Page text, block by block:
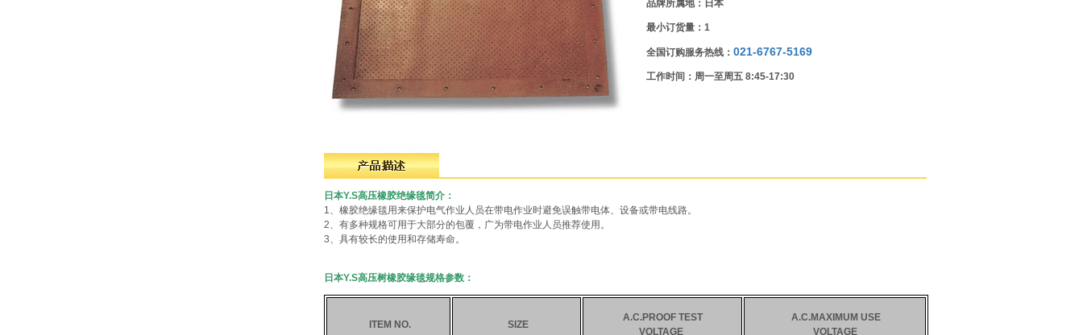
品牌所属地：日本
最小订货量：1
全国订购服务热线： 021-6767-5169
工作时间：周一至周五 8:45-17:30
日本Y.S高压橡胶绝缘毯简介：
1、橡胶绝缘毯用来保护电气作业人员在带电作业时避免误触带电体、设备或带电线路。
2、有多种规格可用于大部分的包覆，广为带电作业人员推荐使用。
3、具有较长的使用和存储寿命。
日本Y.S高压树橡胶缘毯规格参数：
ITEM NO. SIZE
A.C.PROOF TEST
VOLTAGE
A.C.MAXIMUM USE
VOLTAGE